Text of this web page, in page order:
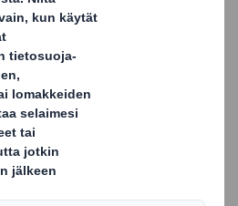
pakkauksissa, jotka ovat
Näin Dantoy edistää